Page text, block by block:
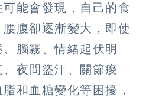
能會發現，自己的食
腹卻逐漸變大，即使
腦霧、情緒起伏明
夜間盜汗、關節痠
和血糖變化等困擾，